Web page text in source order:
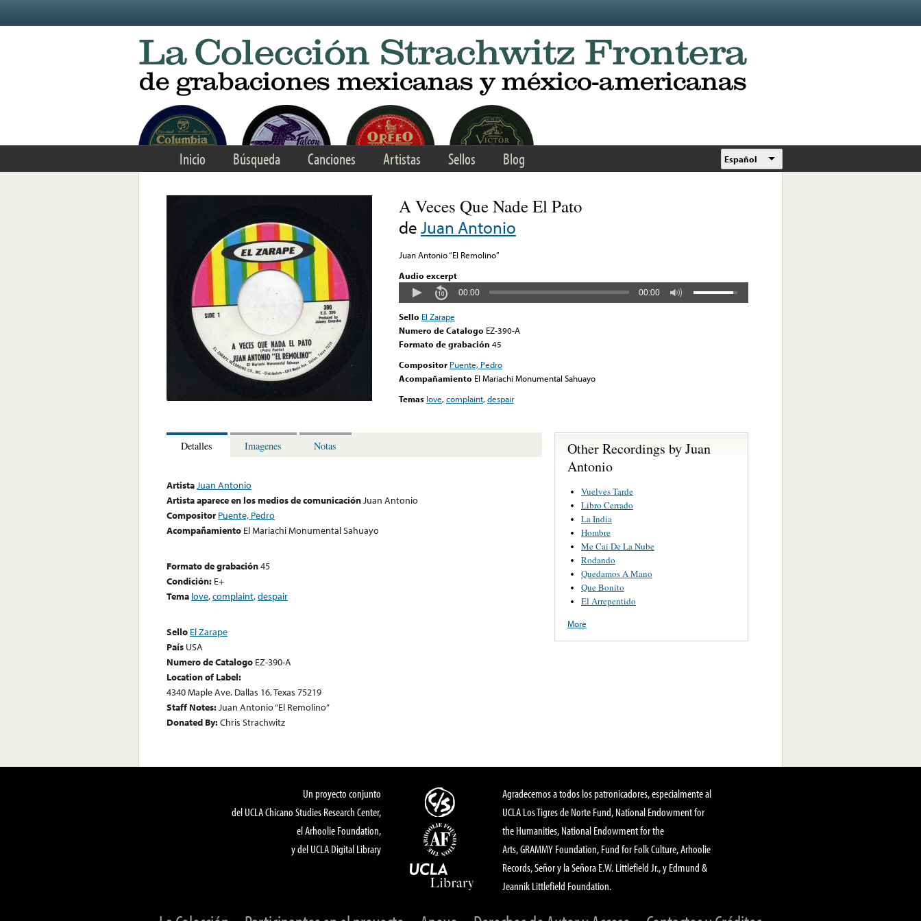
Inicio Búsqueda Canciones Artistas Sellos Blog Español
A Veces Que Nade El Pato
deJuan Antonio
Juan Antonio “El Remolino”
Audio excerpt
00:00 00:00
Sello El Zarape
Numero de Catalogo EZ-390-A
Formato de grabación 45
Compositor Puente, Pedro
Acompañamiento El Mariachi Monumental Sahuayo
Temas love,complaint,despair
Detalles Imagenes Notas
ArtistaJuan Antonio
Artista aparece en los medios de comunicaciónJuan Antonio
Compositor Puente, Pedro
Acompañamiento El Mariachi Monumental Sahuayo
Formato de grabación45
Condición: E+
Tema love,complaint,despair
Sello El Zarape
País USA
Numero de Catalogo EZ-390-A
Location of Label:
4340 Maple Ave. Dallas 16, Texas 75219
Staff Notes:Juan Antonio “El Remolino”
Donated By:Chris Strachwitz
Other Recordings by Juan
Antonio
Vuelves Tarde
Libro Cerrado
La India
Hombre
Me Cai De La Nube
Rodando
Quedamos A Mano
Que Bonito
El Arrepentido
More
Un proyecto conjunto
del UCLA Chicano Studies Research Center,
el Arhoolie Foundation,
y del UCLA Digital Library
Agradecemos a todos los patronicadores, especialmente al
UCLA Los Tigres de Norte Fund, National Endowment for
the Humanities, National Endowment for the
Arts, GRAMMY Foundation, Fund for Folk Culture, Arhoolie
Records, Señor y la Señora E.W. Littlefield Jr., y Edmund &
Jeannik Littlefield Foundation.